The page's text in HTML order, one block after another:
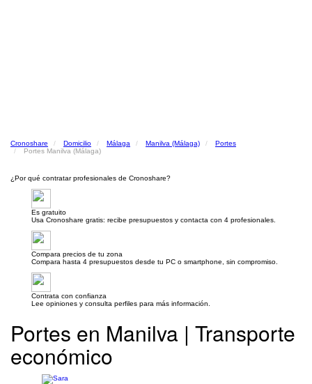
Cronoshare Domicilio Málaga Manilva (Málaga)
Portes
Portes Manilva (Málaga)
¿Por qué contratar profesionales de Cronoshare?
Es gratuito
Usa Cronoshare gratis: recibe presupuestos y contacta con 4 profesionales.
Compara precios de tu zona
Compara hasta 4 presupuestos desde tu PC o smartphone, sin compromiso.
Contrata con confianza
Lee opiniones y consulta perfiles para más información.
Portes en Manilva | Transporte
económico